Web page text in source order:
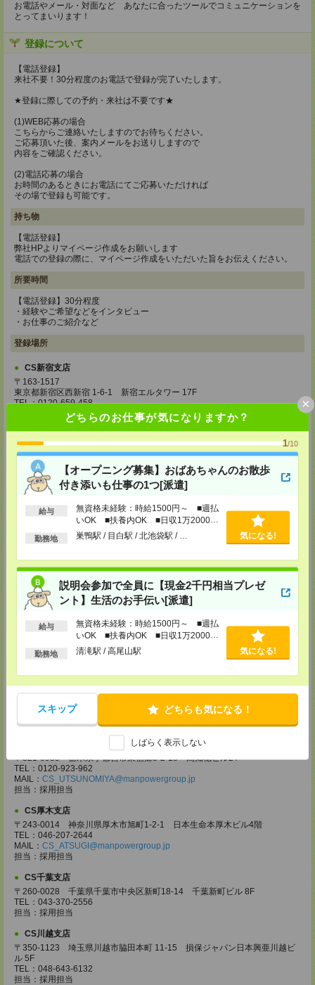
どちらのお仕事が気になりますか？
1/10
【オープニング募集】おばあちゃんのお散歩
付き添いも仕事の1つ[派遣]
給与
無資格未経験：時給1500円～ ■週払
いOK ■扶養内OK ■日収1万2000円
以上
勤務地 巣鴨駅 / 目白駅 / 北池袋駅 / … 気になる!
説明会参加で全員に【現金2千円相当プレゼ
ント】生活のお手伝い[派遣]
給与
無資格未経験：時給1500円～ ■週払
いOK ■扶養内OK ■日収1万2000円
以上
勤務地 清滝駅 / 高尾山駅 気になる!
スキップ どちらも気になる！
しばらく表示しない
×
お電話やメール・対面など あなたに合ったツールでコミュニケーションを
とってまいります！
登録について
【電話登録】
来社不要！30分程度のお電話で登録が完了いたします。
★登録に際しての予約・来社は不要です★
(1)WEB応募の場合
こちらからご連絡いたしますのでお待ちください。
ご応募頂いた後、案内メールをお送りしますので
内容をご確認ください。
(2)電話応募の場合
お時間のあるときにお電話にてご応募いただければ
その場で登録も可能です。
持ち物
【電話登録】
弊社HPよりマイページ作成をお願いします
電話での登録の際に、マイページ作成をいただいた旨をお伝えください。
所要時間
【電話登録】30分程度
・経験やご希望などをインタビュー
・お仕事のご紹介など
登録場所
CS新宿支店
〒163-1517
東京都新宿区西新宿 1-6-1 新宿エルタワー 17F
TEL：0120-659-458
CS_SHINJUKU@manpowergroup.jp
担当：採用担当
CS立川支店
〒190-0012
東京都立川市曙町2-34-7 ファーレイーストビル 8F
TEL：0120-659-460
MAIL：CS_TACHIKAWA@manpowergroup.jp
〒220-8136
神奈川県横浜市西区みなとみらい 2-2-1 横浜ランドマークタワー36F
TEL：0120-659-459
MAIL：CS_YOKOHAMA@manpowergroup.jp
担当：採用担当
CS大宮支店
ウイング 9階
TEL：0120-769-355
CS_OMIYA@manpowergroup.jp
担当：採用担当
CS高崎支店
〒370-0831 群馬県高崎市あら町167 高崎第一生命ビルディング11Ｆ
TEL：027-320-6558
MAIL：CS_TAKASAKI@manpowergroup.jp
担当：採用担当
〒321-0953 栃木県宇都宮市東宿郷3-2-18 高知穂ビル2Ｆ
TEL：0120-923-962
MAIL： CS_UTSUNOMIYA@manpowergroup.jp
担当：採用担当
CS厚木支店
〒243-0014 神奈川県厚木市旭町1-2-1 日本生命本厚木ビル4階
TEL：046-207-2644
MAIL： CS_ATSUGI@manpowergroup.jp
担当：採用担当
CS千葉支店
〒260-0028 千葉県千葉市中央区新町18-14 千葉新町ビル 8F
TEL：043-370-2556
担当：採用担当
CS川越支店
〒350-1123 埼玉県川越市脇田本町 11-15 損保ジャパン日本興亜川越ビ
ル 5F
TEL：048-643-6132
担当：採用担当